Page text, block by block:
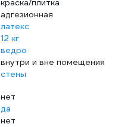
краска/плитка
адгезионная
латекс
12 кг
ведро
внутри и вне помещения
стены
нет
да
нет